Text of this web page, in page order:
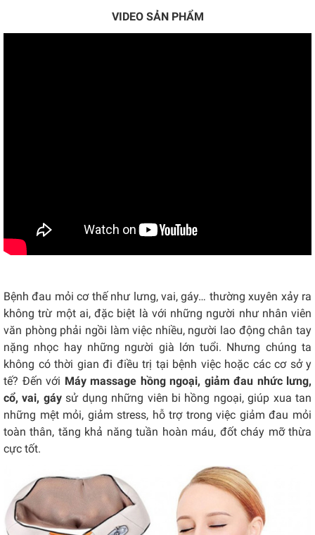
VIDEO SẢN PHẨM
Bệnh đau mỏi cơ thế như lưng, vai, gáy… thường xuyên xảy ra
không trừ một ai, đặc biệt là với những người như nhân viên
văn phòng phải ngồi làm việc nhiều, người lao động chân tay
nặng nhọc hay những người già lớn tuổi. Nhưng chúng ta
không có thời gian đi điều trị tại bệnh việc hoặc các cơ sở y
tế? Đến với Máy massage hồng ngoại, giảm đau nhức lưng,
cổ, vai, gáysử dụng những viên bi hồng ngoại, giúp xua tan
những mệt mỏi, giảm stress, hỗ trợ trong việc giảm đau mỏi
toàn thân, tăng khả năng tuần hoàn máu, đốt cháy mỡ thừa
cực tốt.